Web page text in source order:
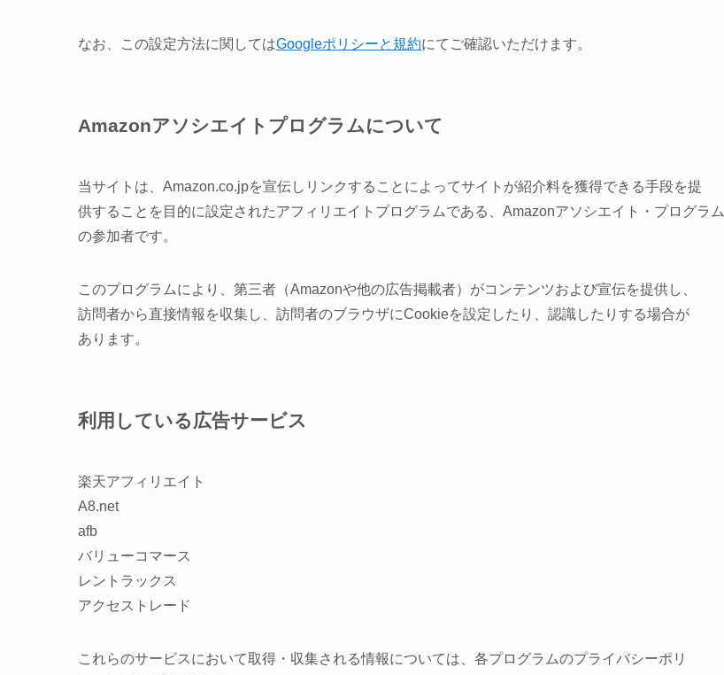
なお、この設定方法に関してはGoogleポリシーと規約にてご確認いただけます。
Amazonアソシエイトプログラムについて
当サイトは、Amazon.co.jpを宣伝しリンクすることによってサイトが紹介料を獲得できる手段を提
供することを目的に設定されたアフィリエイトプログラムである、Amazonアソシエイト・プログラム
の参加者です。
このプログラムにより、第三者（Amazonや他の広告掲載者）がコンテンツおよび宣伝を提供し、
訪問者から直接情報を収集し、訪問者のブラウザにCookieを設定したり、認識したりする場合が
あります。
利用している広告サービス
楽天アフィリエイト
A8.net
afb
バリューコマース
レントラックス
アクセストレード
これらのサービスにおいて取得・収集される情報については、各プログラムのプライバシーポリ